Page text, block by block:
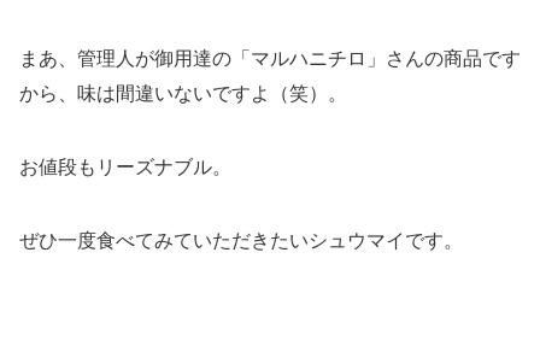
まあ、管理人が御用達の「マルハニチロ」さんの商品です
から、味は間違いないですよ（笑）。
お値段もリーズナブル。
ぜひ一度食べてみていただきたいシュウマイです。